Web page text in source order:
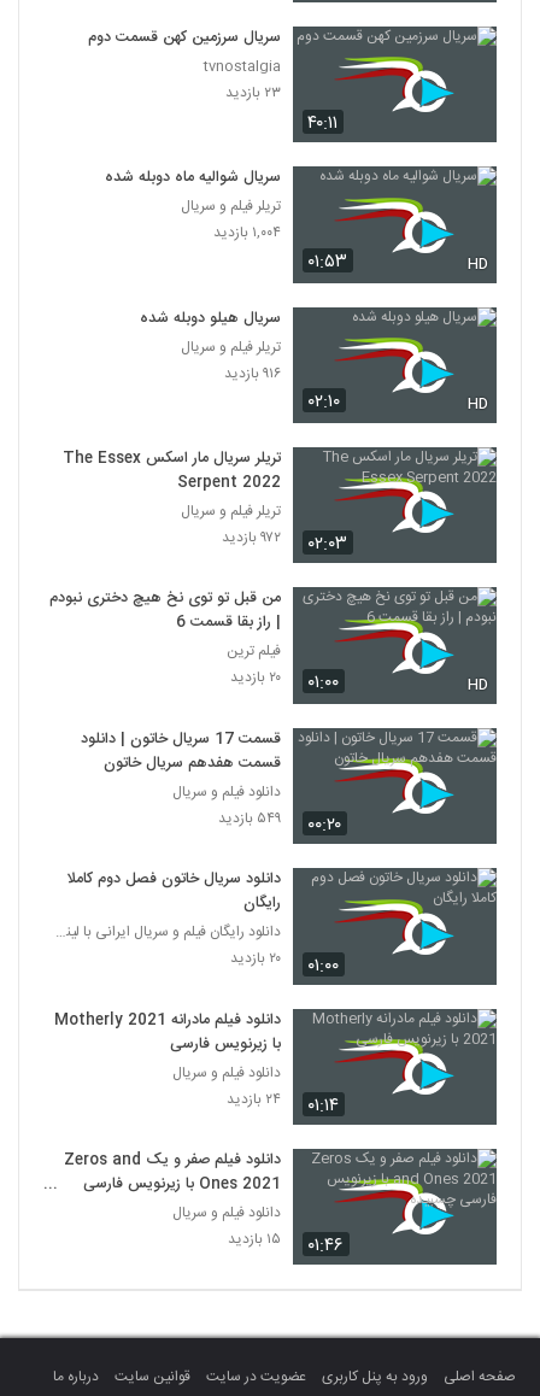
۴۰:۱۱
سریال سرزمین کهن قسمت دوم
tvnostalgia
۲۳ بازدید
۰۱:۵۳ HD
سریال شوالیه ماه دوبله شده
تریلر فیلم و سریال
۱,۰۰۴ بازدید
۰۲:۱۰ HD
سریال هیلو دوبله شده
تریلر فیلم و سریال
۹۱۶ بازدید
۰۲:۰۳
تریلر سریال مار اسکس The Essex
Serpent 2022
تریلر فیلم و سریال
۹۷۲ بازدید
۰۱:۰۰ HD
من قبل تو توی نخ هیچ دختری نبودم
| راز بقا قسمت 6
فیلم ترین
۲۰ بازدید
۰۰:۲۰
قسمت 17 سریال خاتون | دانلود
قسمت هفدهم سریال خاتون
دانلود فیلم و سریال
۵۴۹ بازدید
۰۱:۰۰
دانلود سریال خاتون فصل دوم کاملا
رایگان
دانلود رایگان فیلم و سریال ایرانی با لینک مستقیم
۲۰ بازدید
۰۱:۱۴
دانلود فیلم مادرانه Motherly 2021
با زیرنویس فارسی
دانلود فیلم و سریال
۲۴ بازدید
۰۱:۴۶
دانلود فیلم صفر و یک Zeros and
Ones 2021 با زیرنویس فارسی
چسبیده
دانلود فیلم و سریال
۱۵ بازدید
صفحه اصلی ورود به پنل کاربری عضویت در سایت قوانین سایت
درباره ما